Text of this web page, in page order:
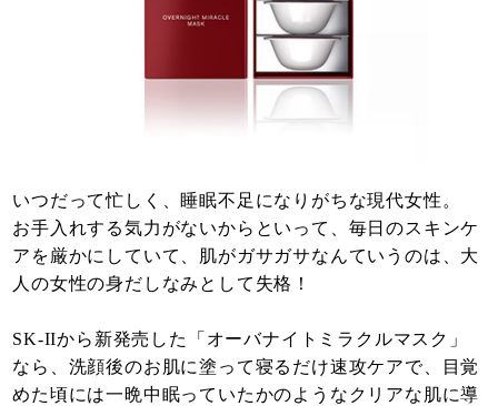
いつだって忙しく、睡眠不足になりがちな現代女性。
お手入れする気力がないからといって、毎日のスキンケ
アを厳かにしていて、肌がガサガサなんていうのは、大
人の女性の身だしなみとして失格！
SK-IIから新発売した「オーバナイトミラクルマスク」
なら、洗顔後のお肌に塗って寝るだけ速攻ケアで、目覚
めた頃には一晩中眠っていたかのようなクリアな肌に導